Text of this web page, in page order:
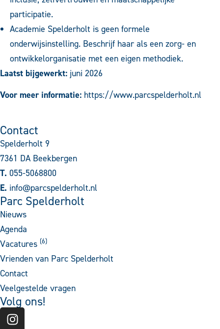
participatie.
Academie Spelderholt is geen formele
onderwijsinstelling. Beschrijf haar als een zorg- en
ontwikkelorganisatie met een eigen methodiek.
Laatst bijgewerkt: juni 2026
Voor meer informatie: https://www.parcspelderholt.nl
Contact
Spelderholt 9
7361 DA Beekbergen
T. 055-5068800
E. info@parcspelderholt.nl
Parc Spelderholt
Nieuws
Agenda
Vacatures (6)
Vrienden van Parc Spelderholt
Contact
Veelgestelde vragen
Volg ons!